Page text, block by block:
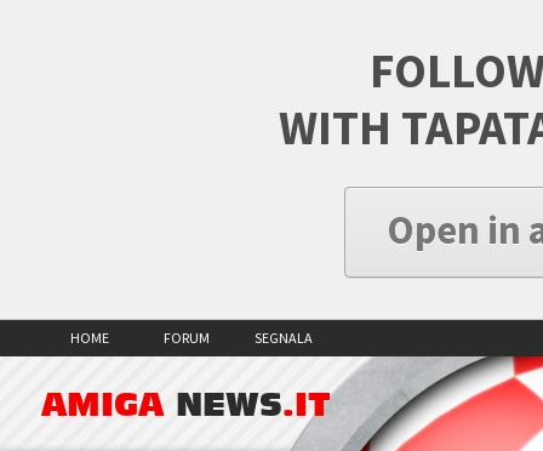
WITH
Open in
HOME FORUM SEGNALA
AMIGA NEWS.IT